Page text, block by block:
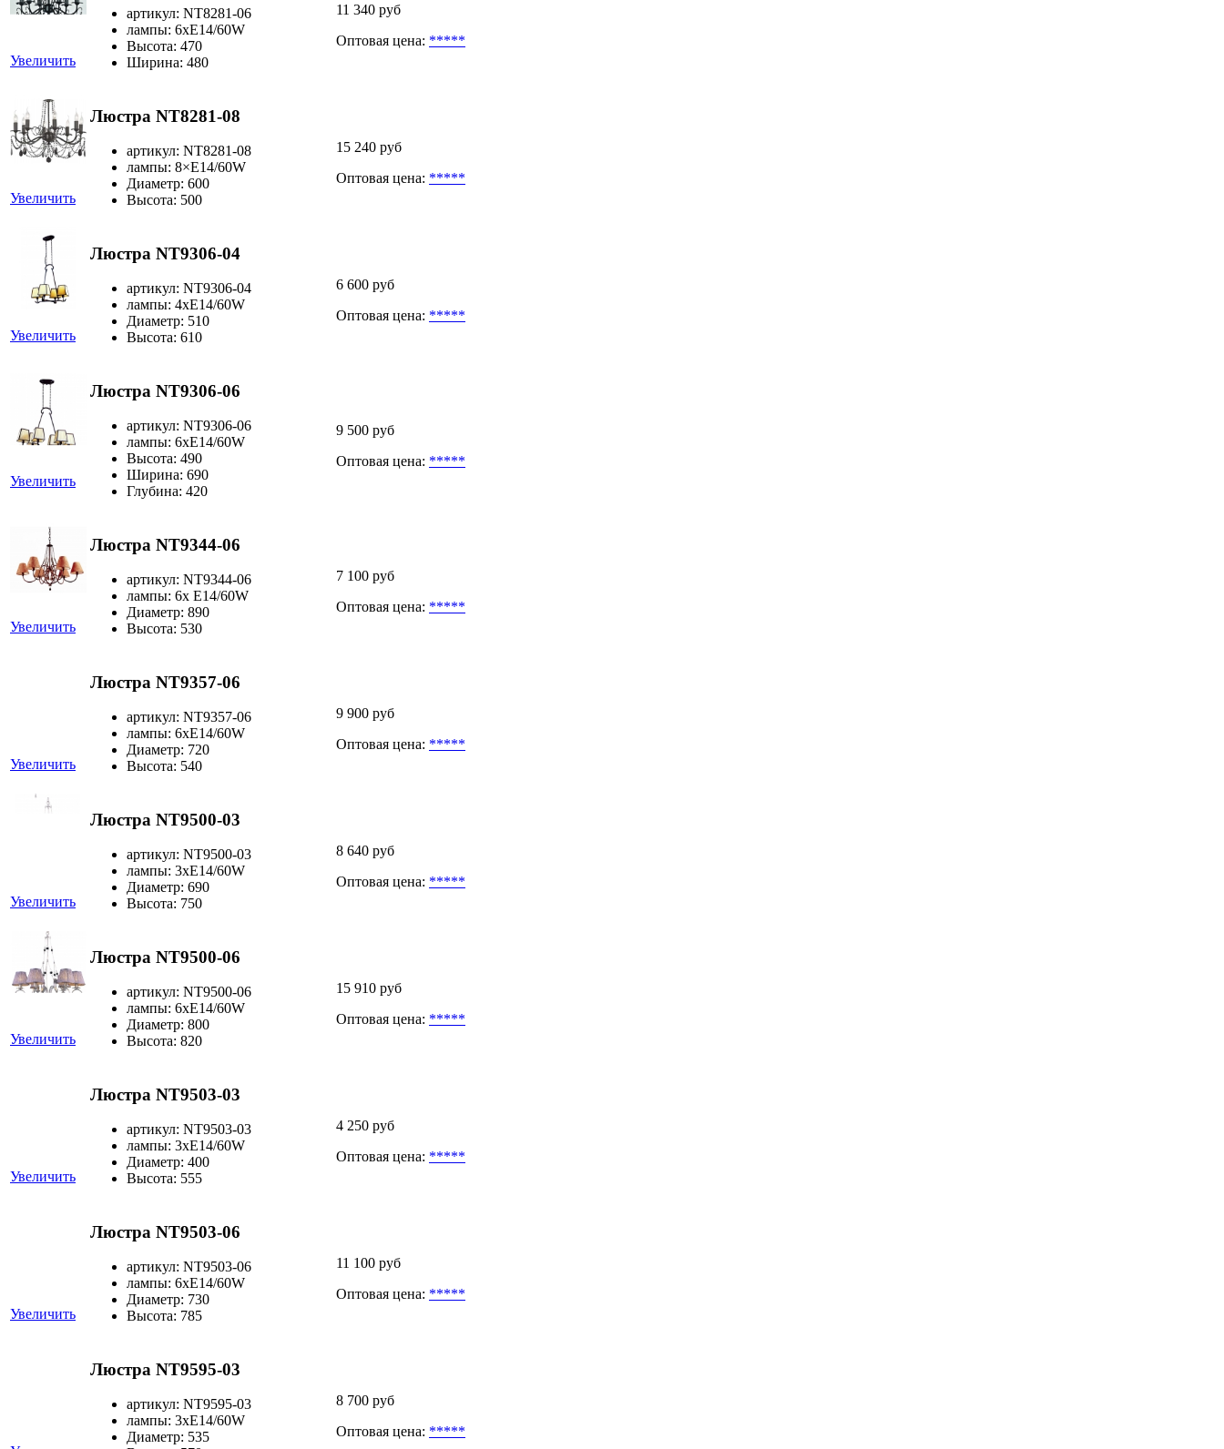
Увеличить
артикул: NT8281-06
лампы: 6хЕ14/60W
Высота: 470
Ширина: 480
11 340 руб
Оптовая цена: *****
Увеличить
Люстра NT8281-08
артикул: NT8281-08
лампы: 8×Е14/60W
Диаметр: 600
Высота: 500
15 240 руб
Оптовая цена: *****
Увеличить
Люстра NT9306-04
артикул: NT9306-04
лампы: 4хЕ14/60W
Диаметр: 510
Высота: 610
6 600 руб
Оптовая цена: *****
Увеличить
Люстра NT9306-06
артикул: NT9306-06
лампы: 6хЕ14/60W
Высота: 490
Ширина: 690
Глубина: 420
9 500 руб
Оптовая цена: *****
Увеличить
Люстра NT9344-06
артикул: NT9344-06
лампы: 6х E14/60W
Диаметр: 890
Высота: 530
7 100 руб
Оптовая цена: *****
Увеличить
Люстра NT9357-06
артикул: NT9357-06
лампы: 6хЕ14/60W
Диаметр: 720
Высота: 540
9 900 руб
Оптовая цена: *****
Увеличить
Люстра NT9500-03
артикул: NT9500-03
лампы: 3хЕ14/60W
Диаметр: 690
Высота: 750
8 640 руб
Оптовая цена: *****
Увеличить
Люстра NT9500-06
артикул: NT9500-06
лампы: 6хЕ14/60W
Диаметр: 800
Высота: 820
15 910 руб
Оптовая цена: *****
Увеличить
Люстра NT9503-03
артикул: NT9503-03
лампы: 3хЕ14/60W
Диаметр: 400
Высота: 555
4 250 руб
Оптовая цена: *****
Увеличить
Люстра NT9503-06
артикул: NT9503-06
лампы: 6хЕ14/60W
Диаметр: 730
Высота: 785
11 100 руб
Оптовая цена: *****
Люстра NT9595-03
артикул: NT9595-03
лампы: 3хЕ14/60W
Диаметр: 535
8 700 руб
Оптовая цена: *****